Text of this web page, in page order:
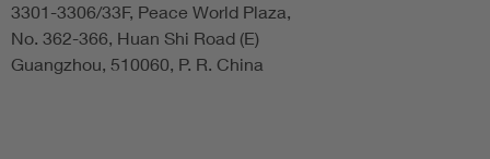
3301-3306/33F, Peace World Plaza,
No. 362-366, Huan Shi Road (E)
Guangzhou, 510060, P. R. China